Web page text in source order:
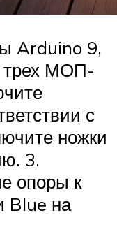
Arduino 9,
трех МОП-
с
ножки
3.
опоры к
Blue на